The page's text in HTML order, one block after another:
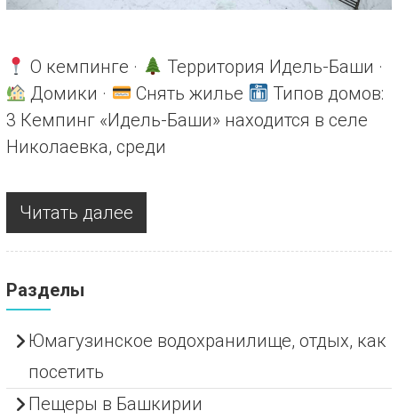
О кемпинге ·
Территория Идель-Баши ·
Домики ·
Снять жилье
Типов домов:
3 Кемпинг «Идель-Баши» находится в селе
Николаевка, среди
Читать далее
Разделы
Юмагузинское водохранилище, отдых, как
посетить
Пещеры в Башкирии